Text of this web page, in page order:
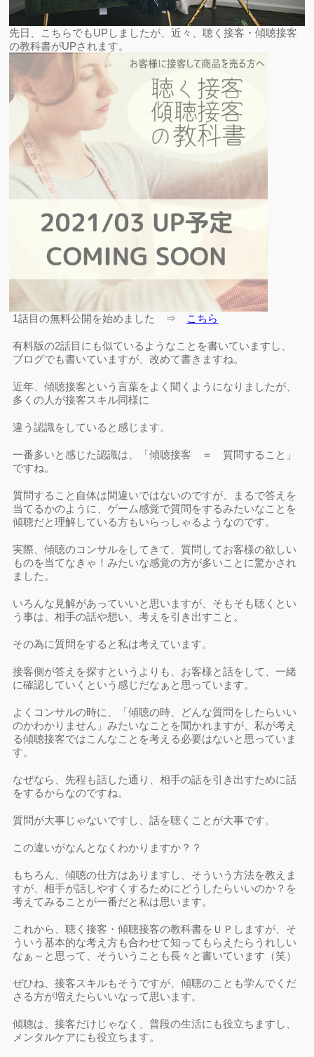
先日、こちらでもUPしましたが、近々、聴く接客・傾聴接客
の教科書がUPされます。
1話目の無料公開を始めました ⇒ こちら
有料版の2話目にも似ているようなことを書いていますし、
ブログでも書いていますが、改めて書きますね。
近年、傾聴接客という言葉をよく聞くようになりましたが、
多くの人が接客スキル同様に
違う認識をしていると感じます。
一番多いと感じた認識は、「傾聴接客 ＝ 質問すること」
ですね。
質問すること自体は間違いではないのですが、まるで答えを
当てるかのように、ゲーム感覚で質問をするみたいなことを
傾聴だと理解している方もいらっしゃるようなのです。
実際、傾聴のコンサルをしてきて、質問してお客様の欲しい
ものを当てなきゃ！みたいな感覚の方が多いことに驚かされ
ました。
いろんな見解があっていいと思いますが、そもそも聴くとい
う事は、相手の話や想い、考えを引き出すこと。
その為に質問をすると私は考えています。
接客側が答えを探すというよりも、お客様と話をして、一緒
に確認していくという感じだなぁと思っています。
よくコンサルの時に、「傾聴の時、どんな質問をしたらいい
のかわかりません」みたいなことを聞かれますが、私が考え
る傾聴接客ではこんなことを考える必要はないと思っていま
す。
なぜなら、先程も話した通り、相手の話を引き出すために話
をするからなのですね。
質問が大事じゃないですし、話を聴くことが大事です。
この違いがなんとなくわかりますか？？
もちろん、傾聴の仕方はありますし、そういう方法を教えま
すが、相手が話しやすくするためにどうしたらいいのか？を
考えてみることが一番だと私は思います。
これから、聴く接客・傾聴接客の教科書をＵＰしますが、そ
ういう基本的な考え方も合わせて知ってもらえたらうれしい
なぁ～と思って、そういうことも長々と書いています（笑）
ぜひね、接客スキルもそうですが、傾聴のことも学んでくだ
さる方が増えたらいいなって思います。
傾聴は、接客だけじゃなく、普段の生活にも役立ちますし、
メンタルケアにも役立ちます。